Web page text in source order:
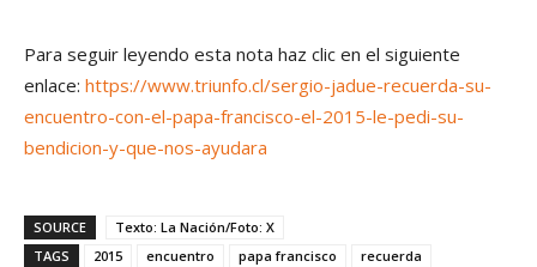
Para seguir leyendo esta nota haz clic en el siguiente
enlace: https://www.triunfo.cl/sergio-jadue-recuerda-su-
encuentro-con-el-papa-francisco-el-2015-le-pedi-su-
bendicion-y-que-nos-ayudara
SOURCE
Texto: La Nación/Foto: X
TAGS
2015 encuentro papa francisco
recuerda